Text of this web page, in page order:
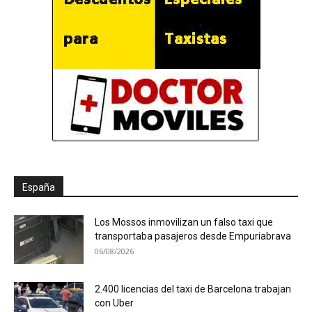
España
Los Mossos inmovilizan un falso taxi que
transportaba pasajeros desde Empuriabrava
06/08/2026
2.400 licencias del taxi de Barcelona trabajan
con Uber